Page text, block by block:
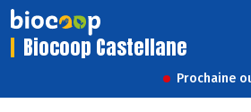
Biocoop Castellane
Prochaine